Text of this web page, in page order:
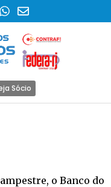
Sócio
o Banco do